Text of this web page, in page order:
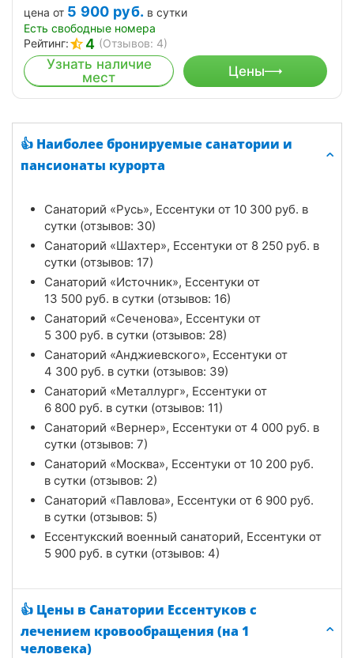
👍 Наиболее бронируемые санатории и
пансионаты курорта
Санаторий «Русь», Ессентуки от 10 300 руб. в
сутки (отзывов: 30)
Санаторий «Шахтер», Ессентуки от 8 250 руб. в
сутки (отзывов: 17)
Санаторий «Источник», Ессентуки от
13 500 руб. в сутки (отзывов: 16)
Санаторий «Сеченова», Ессентуки от
5 300 руб. в сутки (отзывов: 28)
Санаторий «Анджиевского», Ессентуки от
4 300 руб. в сутки (отзывов: 39)
Санаторий «Металлург», Ессентуки от
6 800 руб. в сутки (отзывов: 11)
Санаторий «Вернер», Ессентуки от 4 000 руб. в
сутки (отзывов: 7)
Санаторий «Москва», Ессентуки от 10 200 руб.
в сутки (отзывов: 2)
Санаторий «Павлова», Ессентуки от 6 900 руб.
в сутки (отзывов: 5)
Ессентукский военный санаторий, Ессентуки от
5 900 руб. в сутки (отзывов: 4)
👍 Цены в Санатории Ессентуков с
лечением кровообращения (на 1
человека)
цена от 5 900 руб. в сутки
Есть свободные номера
Рейтинг:
4 (Отзывов: 4)
Узнать наличие
мест
Цены